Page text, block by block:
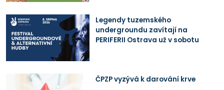
Legendy tuzemského
undergroundu zavítají na
PERIFERII Ostrava už v sobotu
ČPZP vyzývá k darování krve